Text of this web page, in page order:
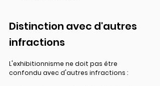
Distinction avec d'autres
infractions
L'exhibitionnisme ne doit pas être
confondu avec d'autres infractions :